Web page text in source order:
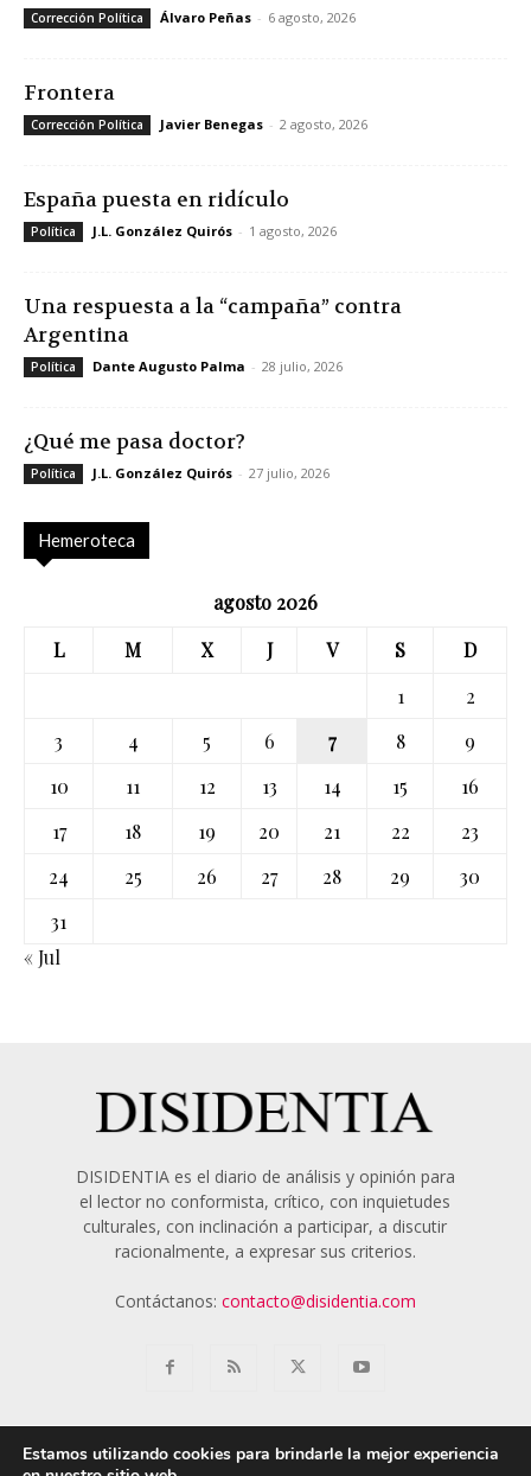
Corrección Política Álvaro Peñas - 6 agosto, 2026
Frontera
Corrección Política Javier Benegas - 2 agosto, 2026
España puesta en ridículo
Política J.L. González Quirós - 1 agosto, 2026
Una respuesta a la “campaña” contra
Argentina
Política Dante Augusto Palma - 28 julio, 2026
¿Qué me pasa doctor?
Política J.L. González Quirós - 27 julio, 2026
Hemeroteca
agosto 2026
L
M X J V S
D
1
2
3
4 5 6 7 8
9
10
11 12 13 14 15
16
17
18 19 20 21 22
23
24
25 26 27 28 29
30
31
« Jul
DISIDENTIA es el diario de análisis y opinión para
el lector no conformista, crítico, con inquietudes
culturales, con inclinación a participar, a discutir
racionalmente, a expresar sus criterios.
Contáctanos: contacto@disidentia.com
Estamos utilizando cookies para brindarle la mejor experiencia